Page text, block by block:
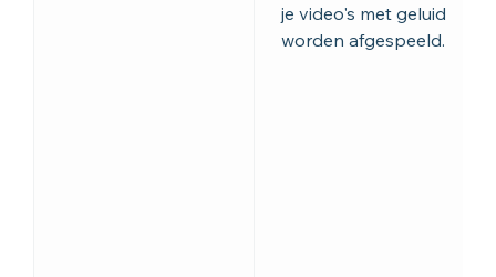
je video's met geluid
worden afgespeeld.